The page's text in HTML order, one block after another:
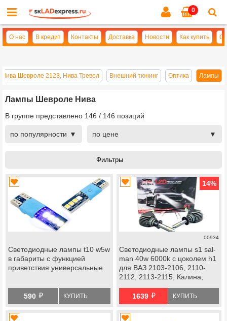
0
О нас В кредит Контакты Доставка Новости Как купить
Нива Шевроле 2123, Нива Тревел Внешний тюнинг Оптика Лампы
Лампы Шевроле Нива
В группе представлено 146 / 146 позиций
по популярности по цене
Светодиодные лампы t10 w5w
в габариты с функцией
приветствия универсальные
590 й КУПИТЬ
14%
00934
Светодиодные лампы s1 sal-
man 40w 6000k с цоколем h1
для ВАЗ 2103-2106, 2110-
2112, 2113-2115, Калина,
Шевроле Нива
1639 й КУПИТЬ